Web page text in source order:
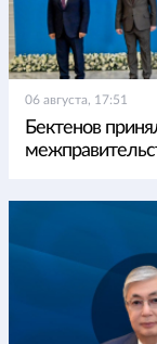
06 августа, 17:51
Бектенов